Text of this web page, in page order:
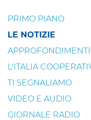
PRIMO PIANO
LE NOTIZIE
APPROFONDIMENTI
L'ITALIA
TI SEGNALIAMO
VIDEO E AUDIO
GIORNALE RADIO